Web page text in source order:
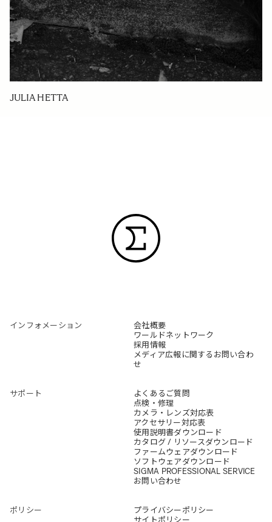
JULIA HETTA
インフォメーション
会社概要
ワールドネットワーク
採用情報
メディア広報に関するお問い合わ
せ
サポート
よくあるご質問
点検・修理
カメラ・レンズ対応表
アクセサリー対応表
使用説明書ダウンロード
カタログ / リソースダウンロード
ファームウェアダウンロード
ソフトウェアダウンロード
SIGMA PROFESSIONAL SERVICE
お問い合わせ
ポリシー
プライバシーポリシー
サイトポリシー